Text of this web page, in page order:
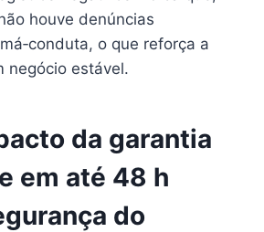
houve denúncias
o que reforça a
negócio estável.
da garantia
em até 48 h
do